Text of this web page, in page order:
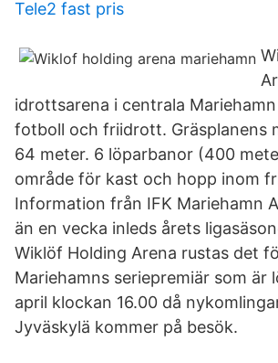
Tele2 fast pris
idrottsarena i centrala
fotboll och friidrott. Gräsplanens
64 meter. 6 löparbanor (400
område för kast och hopp inom
Information från IFK Mariehamn
än en vecka inleds årets
Wiklöf Holding Arena rustas det
Mariehamns seriepremiär som är
april klockan 16.00 då
Jyväskylä kommer på besök.